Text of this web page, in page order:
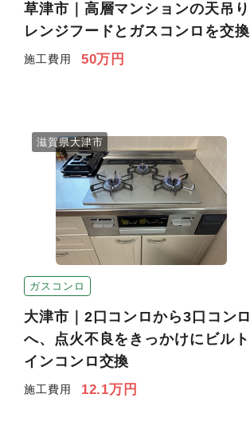
草津市｜高層マンションの天吊り
レンジフードとガスコンロを交換
施工費用 50万円
ガスコンロ
滋賀県大津市
大津市｜2口コンロから3口コンロ
へ、点火不良をきっかけにビルト
インコンロ交換
施工費用 12.1万円